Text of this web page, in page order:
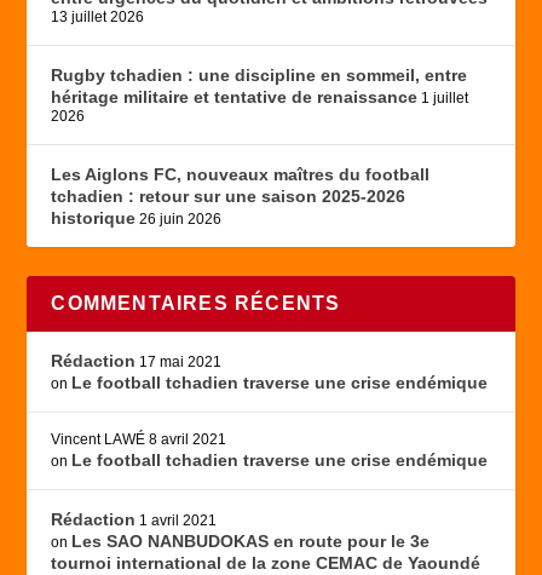
13 juillet 2026
Rugby tchadien : une discipline en sommeil, entre
héritage militaire et tentative de renaissance 1 juillet
2026
Les Aiglons FC, nouveaux maîtres du football
tchadien : retour sur une saison 2025-2026
historique 26 juin 2026
COMMENTAIRES RÉCENTS
Rédaction 17 mai 2021
on Le football tchadien traverse une crise endémique
Vincent LAWÉ 8 avril 2021
on Le football tchadien traverse une crise endémique
Rédaction 1 avril 2021
on Les SAO NANBUDOKAS en route pour le 3e
tournoi international de la zone CEMAC de Yaoundé